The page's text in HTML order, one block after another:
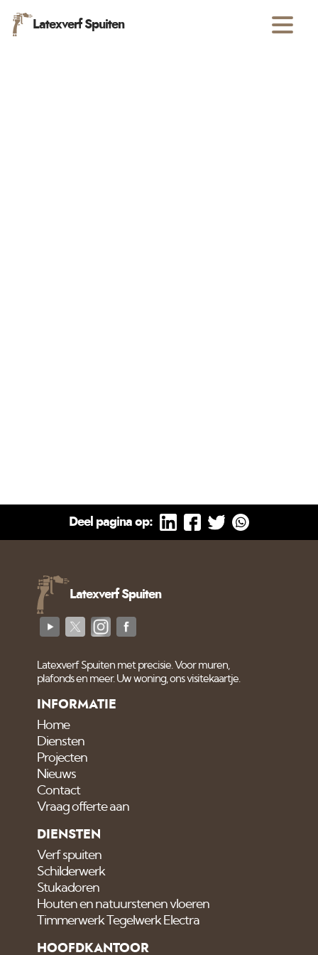
Latexverf Spuiten
Deel pagina op:
Latexverf Spuiten
Latexverf Spuiten met precisie. Voor muren,
plafonds en meer. Uw woning, ons visitekaartje.
INFORMATIE
Home
Diensten
Projecten
Nieuws
Contact
Vraag offerte aan
DIENSTEN
Verf spuiten
Schilderwerk
Stukadoren
Houten en natuurstenen vloeren
Timmerwerk Tegelwerk Electra
HOOFDKANTOOR